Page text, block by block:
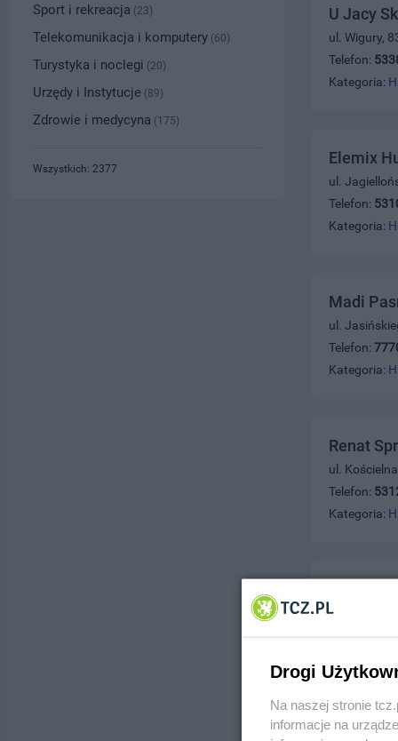
U Jacy
ul. Wigury,
Telefon:
Kategoria:
Elemix
ul.
Telefon:
Kategoria:
Madi
ul.
Telefon:
Kategoria:
Renat
ul.
Telefon:
Kategoria:
ul. Żwirki 34,
Sport i rekreacja (23)
Telekomunikacja i komputery (60)
Turystyka i noclegi (20)
Urzędy i Instytucje (89)
Zdrowie i medycyna (175)
Wszystkich: 2377
Drogi
Na naszej stronie
informacje na